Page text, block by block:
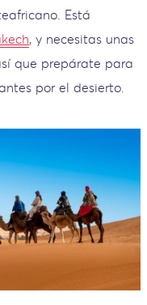
Está
, y necesitas unas
que prepárate para
por el desierto.